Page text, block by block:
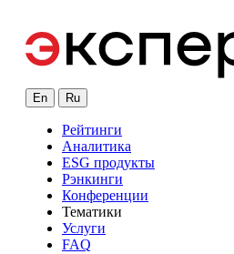
En Ru
Рейтинги
Аналитика
ESG продукты
Рэнкинги
Конференции
Тематики
Услуги
FAQ